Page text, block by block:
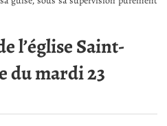
l’église Saint-
du mardi 23